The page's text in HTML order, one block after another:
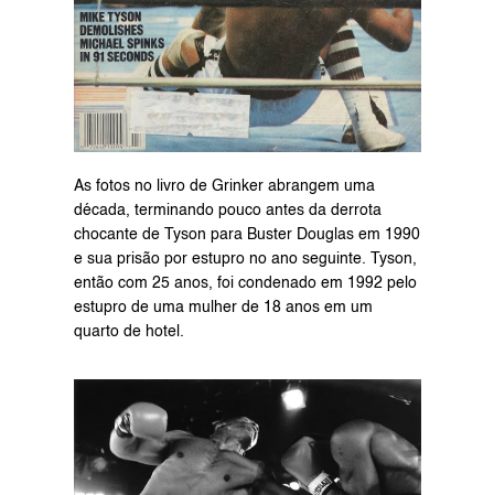
As fotos no livro de Grinker abrangem uma
década, terminando pouco antes da derrota
chocante de Tyson para Buster Douglas em 1990
e sua prisão por estupro no ano seguinte. Tyson,
então com 25 anos, foi condenado em 1992 pelo
estupro de uma mulher de 18 anos em um
quarto de hotel.